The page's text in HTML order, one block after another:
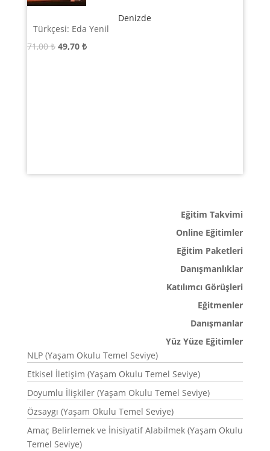
Denizde
Türkçesi: Eda Yenil
71,00₺ Orijinal
49,70 ₺Şu
Eğitim Takvimi
Online Eğitimler
Eğitim Paketleri
Danışmanlıklar
Katılımcı Görüşleri
Eğitmenler
Danışmanlar
Yüz Yüze Eğitimler
NLP (Yaşam Okulu Temel Seviye)
Etkisel İletişim (Yaşam Okulu Temel Seviye)
Doyumlu İlişkiler (Yaşam Okulu Temel Seviye)
Özsaygı (Yaşam Okulu Temel Seviye)
Amaç Belirlemek ve İnisiyatif Alabilmek (Yaşam Okulu
Temel Seviye)